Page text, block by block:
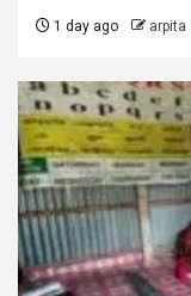
1 day ago arpita